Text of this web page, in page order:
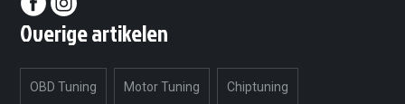
Overige artikelen
OBD Tuning Motor Tuning Chiptuning